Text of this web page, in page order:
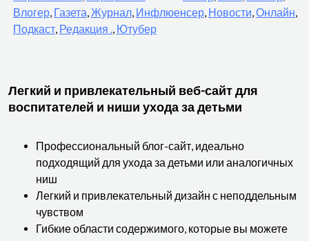
Влогер, Газета, Журнал, Инфлюенсер, Новости,Онлайн,
Подкаст, Редакция ., Ютубер
Легкий и привлекательный веб-сайт для
воспитателей и ниши ухода за детьми
Профессиональный блог-сайт, идеально
подходящий для ухода за детьми или аналогичных
ниш
Легкий и привлекательный дизайн с неподдельным
чувством
Гибкие области содержимого, которые вы можете